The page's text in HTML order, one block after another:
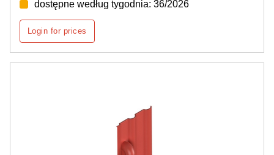
dostępne według tygodnia: 36/2026
Login for prices